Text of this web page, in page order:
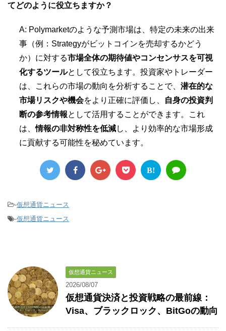
てどのように役立ちますか？
A: Polymarketのような予測市場は、特定の未来の出来
事（例：Strategyがビットコインを売却するかどう
か）に対する市場全体の期待値やコンセンサスを可視
化するツールとして役立ちます。投資家やトレーダー
は、これらの市場の動向を分析することで、潜在的な
市場リスクや機会をより正確に評価し、
自身の投資判
断の参考情報として活用することができます。これ
は、情報の非対称性を低減し、より効率的な市場形成
に貢献する可能性を秘めています。
B!
-仮想通貨ニュース
-仮想通貨ニュース
仮想通貨ニュース
2026/08/07
仮想通貨決済と投資戦略の最前線：
Visa、ブラックロック、BitGoの動向